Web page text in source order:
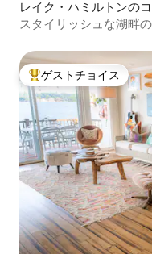
レイク・ハミルトンの
スタイリッシュな湖畔
大好評のゲストチョイ
ゲストチョイス